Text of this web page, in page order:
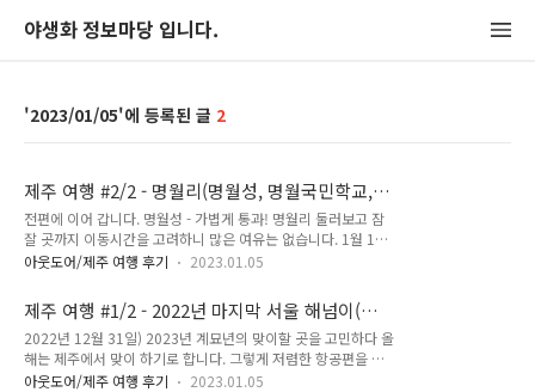
야생화 정보마당 입니다.
2023/01/05 2
제주 여행 #2/2 - 명월리(명월성, 명월국민학교,
팽나무 군락, 퐁낭투어, 명월대, 홍예), 한경면(당
산봉, 차귀도, 수월봉), 대정읍(신도포구, 제주남
방큰돌고래) (2022-12-31~2023-01-04)
전편에 이어 갑니다. 명월성 - 가볍게 통과! 명월리 둘러보고 잠
잘 곳까지 이동시간을 고려하니 많은 여유는 없습니다. 1월 1일
전 후로 성산일출축제가 있는 걸 현수막 보고서 알게 됩니다. 사
만, 1월 2일에 유채를 볼 수 있다는 것을 생각한다면 괜찮습니
다. 명월리 팽나무(제주말로 퐁낭)가 등장합니다. 명월대 - 명월
리 옹포천(하천)길 따라 오래된 팽나무들이 심어져 있습니다. 퐁
낭 투어길 맨정신에도 가능하지만, 이 좋은 풍경을 좀 더 잘 둘러
보기 위해 에너지를 보충합니다. 바닷가재와 꽃게가 붙어 있으니
아웃도어/제주 여행 후기 2023.01.05
제주 여행 #1/2 - 2022년 마지막 서울 해넘이(일
몰), 2023년 제주 첫 해돋이(일출), 서귀포 걸매생
태공원, 칠십리공원, 새섬, 정방폭포, 소정방폭포
(2022-12-31~2023-01-04)
2022년 12월 31일) 2023년 계묘년의 맞이할 곳을 고민하다 올
해는 제주에서 맞이 하기로 합니다. 그렇게 저렴한 항공편을 찾
다가 12월 31일(토) 저녁 비행기로 가기로 하고, 2022년 12월
아웃도어/제주 여행 후기 2023.01.05